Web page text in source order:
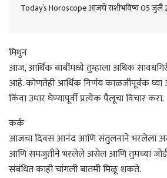
Today’s Horoscope आजचे राशीभविष्य 05 जुलै
मिथुन
आज, आर्थिक बाबींमध्ये तुम्हाला अधिक
आहे. कोणतेही आर्थिक निर्णय काळजीपूर्वक घ्या
किंवा उधार घेण्यापूर्वी प्रत्येक पैलूचा विचार करा.
कर्क
आजचा दिवस आनंद आणि संतुलनाने भरलेला
आणि समजुतीने भरलेले असेल आणि तुमच्या
संबंधित काही चांगली बातमी मिळू शकते.